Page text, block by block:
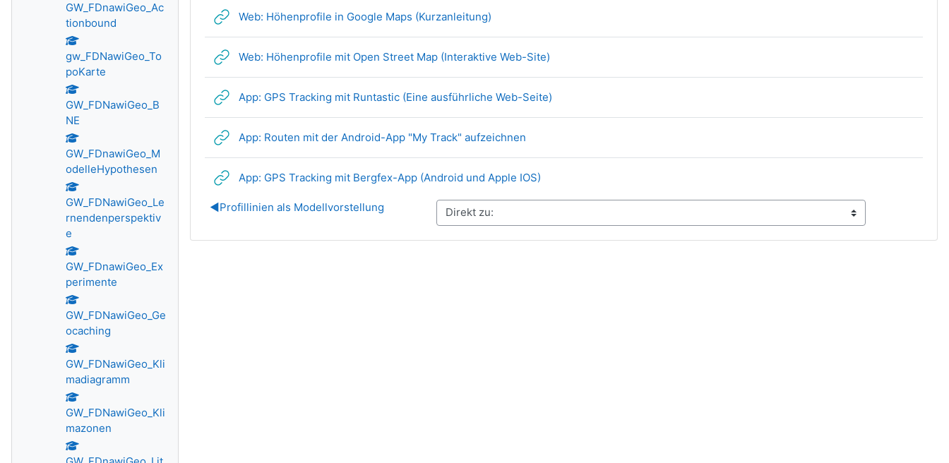
Web: Höhenprofile in Google Maps (Kurzanleitung)Link/URL
Web: Höhenprofile mit Open Street Map (Interaktive Web-Site)Link/URL
App: GPS Tracking mit Runtastic (Eine ausführliche Web-Seite)Link/URL
App: Routen mit der Android-App "My Track" aufzeichnenLink/URL
App: GPS Tracking mit Bergfex-App (Android und Apple IOS)Link/URL
◀︎Profillinien als Modellvorstellung
GW_FDnawiGeo_Ac
tionbound
gw_FDNawiGeo_To
poKarte
GW_FDNawiGeo_B
NE
GW_FDnawiGeo_M
odelleHypothesen
GW_FDNawiGeo_Le
rnendenperspektiv
e
GW_FDnawiGeo_Ex
perimente
GW_FDNawiGeo_Ge
ocaching
GW_FDNawiGeo_Kli
madiagramm
GW_FDNawiGeo_Kli
mazonen